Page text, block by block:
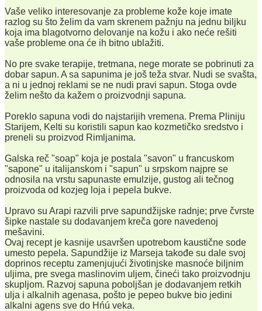
Vaše veliko interesovanje za probleme kože koje imate
razlog su što želim da vam skrenem pažnju na jednu biljku
koja ima blagotvorno delovanje na kožu i ako neće rešiti
vaše probleme ona će ih bitno ublažiti.
No pre svake terapije, tretmana, nege morate se pobrinuti za
dobar sapun. A sa sapunima je još teža stvar. Nudi se svašta,
a ni u jednoj reklami se ne nudi pravi sapun. Stoga ovde
želim nešto da kažem o proizvodnji sapuna.
Poreklo sapuna vodi do najstarijih vremena. Prema Pliniju
Starijem, Kelti su koristili sapun kao kozmetičko sredstvo i
preneli su proizvod Rimljanima.
Galska reč "soap" koja je postala "savon" u francuskom
"sapone" u italijanskom i "sapun" u srpskom najpre se
odnosila na vrstu sapunaste emulzije, gustog ali tečnog
proizvoda od kozjeg loja i pepela bukve.
Upravo su Arapi razvili prve sapundžijske radnje; prve čvrste
šipke nastale su dodavanjem kreča gore navedenoj
mešavini.
Ovaj recept je kasnije usavršen upotrebom kaustične sode
umesto pepela. Sapundžije iz Marseja takođe su dale svoj
doprinos receptu zamenjujući životinjske masnoće biljnim
uljima, pre svega maslinovim uljem, čineći tako proizvodnju
skupljom. Razvoj sapuna poboljšan je dodavanjem retkih
ulja i alkalnih agenasa, pošto je pepeo bukve bio jedini
alkalni agens sve do Hńú veka.